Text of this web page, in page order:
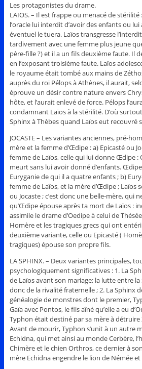
Les protagonistes du drame.
LAIOS. – Il est frappe ou menacé de
l’oracle lui interdit d’avoir des enfants ou
éventuel le tuera. Laïos transgresse
tardivement avec une femme plus jeune
père-fille ?) et il a un fils deuxième faute. Il
en l’exposant troisième faute. Laïos
le royaume était tombé aux mains de
auprès du roi Pélops à Athènes, il aurait,
éprouve un désir contre nature envers
hôte, et l’aurait enlevé de force. Pélops
condamnant Laïos à la stérilité. D’où
Sphinx à Thèbes quand Laïos eut recouvré
JOCASTE – Les variantes anciennes, pré-
mère et la femme d’Œdipe : a) Epicasté ou
femme de Laïos, celle qui lui donne Œdipe :
meurt sans lui avoir donné d’enfants.
Euryganie de qui il a quatre enfants ; b)
femme de Laîos, et la mère d’Œdipe ; Laïos
ou Jocaste ; c’est donc une belle-mère, qui
qu’Œdipe épouse après ta mort de Laïos :
assimile le drame d’Oedipe à celui de
Homère et les tragiques grecs qui ont
deuxième variante, celle ou Epicasté (
tragiques) épouse son propre fils.
LA SPHINX. – Deux variantes principales,
psychologiquement significatives : 1. La
de Laïos avant son mariage; la lutte entre
donc de la rivalité fraternelle ; 2. La Sphinx
généalogie de monstres dont le premier,
Gaïa avec Pontos, le fils aîné qu’elle a eu
Typhon était destiné par sa mère à détruire
Avant de mourir, Typhon s’unit à un autre
Echidna, qui met ainsi au monde Cerbère,
Chimère et le chien Orthros, ce dernier à
mère Echidna engendre le lion de Némée